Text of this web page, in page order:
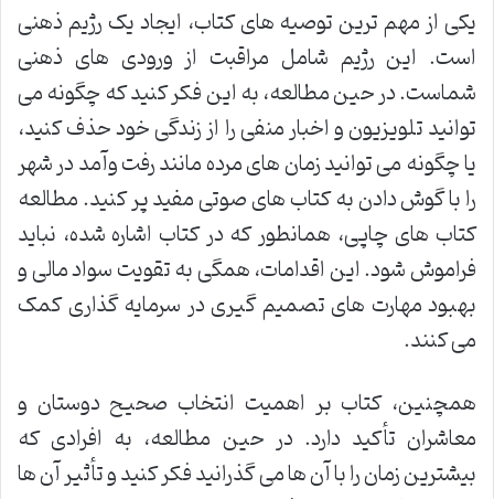
یکی از مهم ترین توصیه های کتاب، ایجاد یک رژیم ذهنی
است. این رژیم شامل مراقبت از ورودی های ذهنی
شماست. در حین مطالعه، به این فکر کنید که چگونه می
توانید تلویزیون و اخبار منفی را از زندگی خود حذف کنید،
یا چگونه می توانید زمان های مرده مانند رفت وآمد در شهر
را با گوش دادن به کتاب های صوتی مفید پر کنید. مطالعه
کتاب های چاپی، همانطور که در کتاب اشاره شده، نباید
فراموش شود. این اقدامات، همگی به تقویت سواد مالی و
بهبود مهارت های تصمیم گیری در سرمایه گذاری کمک
می کنند.
همچنین، کتاب بر اهمیت انتخاب صحیح دوستان و
معاشران تأکید دارد. در حین مطالعه، به افرادی که
بیشترین زمان را با آن ها می گذرانید فکر کنید و تأثیر آن ها